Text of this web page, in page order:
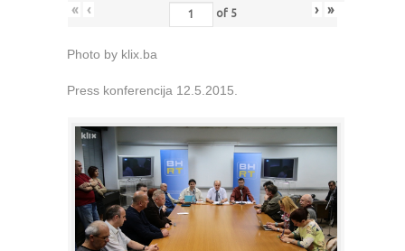
« ‹ of 5 › »
Photo by klix.ba
Press konferencija 12.5.2015.